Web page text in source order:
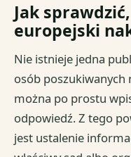
Jak
europejski
Nie istnieje jedna
osób poszukiwanych
można po prostu
odpowiedź. Z tego
jest ustalenie